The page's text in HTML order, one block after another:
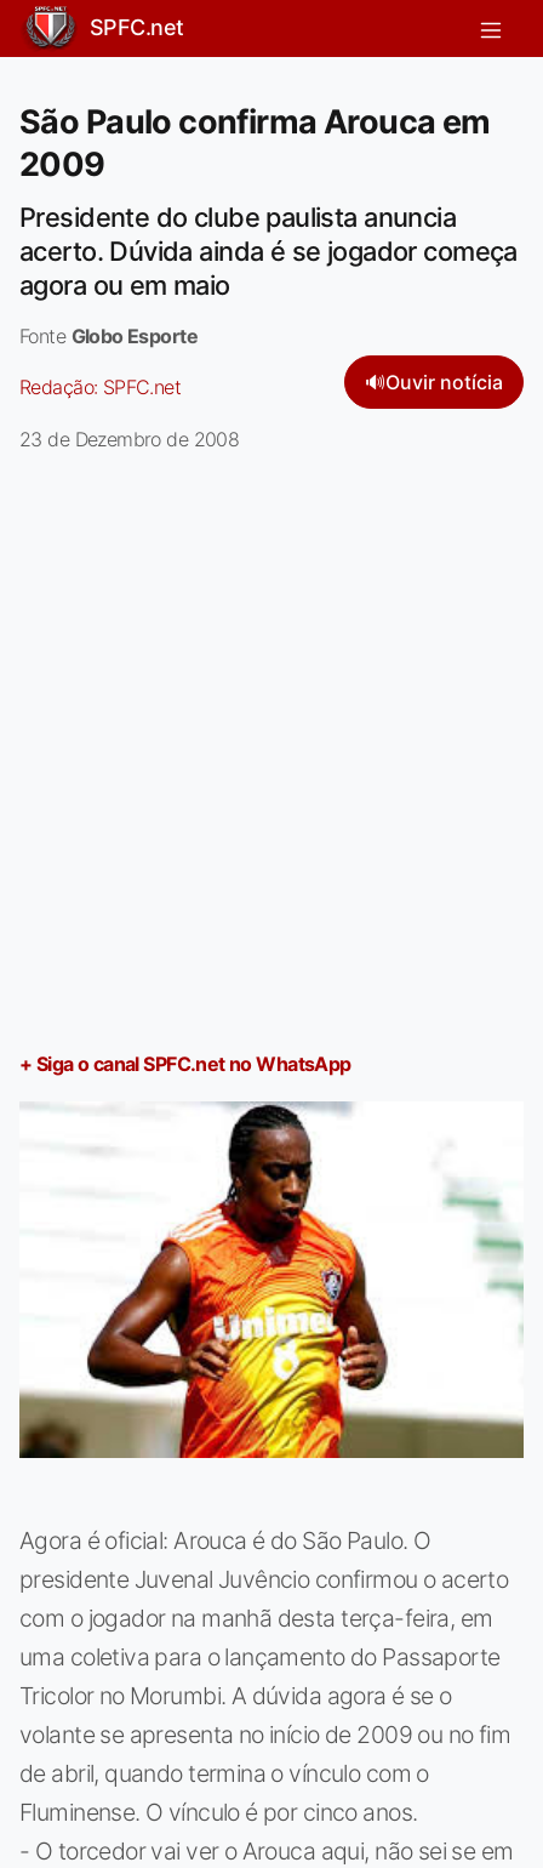
SPFC.net
São Paulo confirma Arouca em
2009
Presidente do clube paulista anuncia
acerto. Dúvida ainda é se jogador começa
agora ou em maio
Fonte Globo Esporte
Redação: SPFC.net 🔊Ouvir notícia
23 de Dezembro de 2008
+ Siga o canal SPFC.net no WhatsApp
Agora é oficial: Arouca é do São Paulo. O
presidente Juvenal Juvêncio confirmou o acerto
com o jogador na manhã desta terça-feira, em
uma coletiva para o lançamento do Passaporte
Tricolor no Morumbi. A dúvida agora é se o
volante se apresenta no início de 2009 ou no fim
de abril, quando termina o vínculo com o
Fluminense. O vínculo é por cinco anos.
- O torcedor vai ver o Arouca aqui, não sei se em